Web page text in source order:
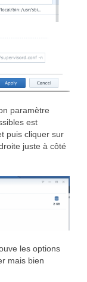
paramètre
est
puis cliquer sur
juste à côté
les options
mais bien